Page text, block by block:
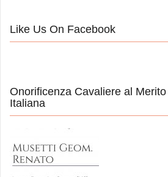
Like Us On Facebook
Onorificenza Cavaliere al
Italiana